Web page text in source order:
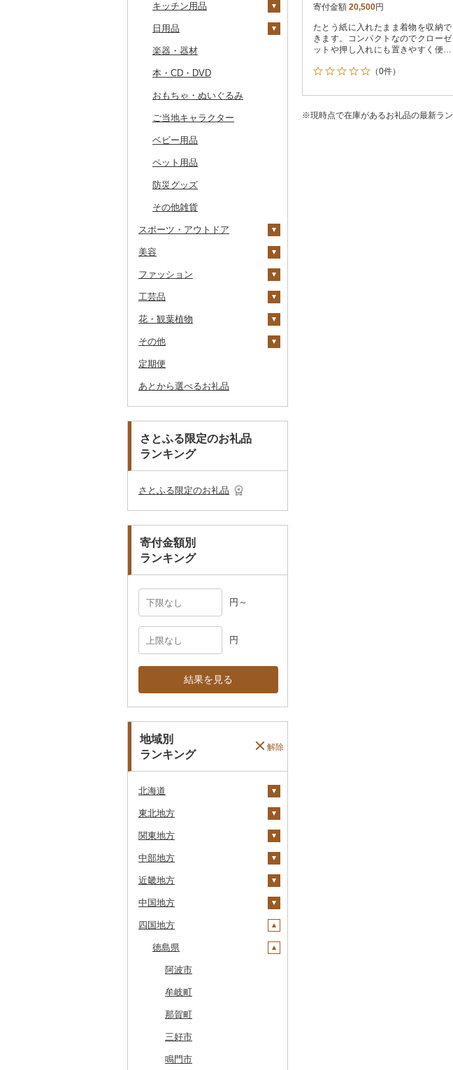
長崎和牛
あか牛
宮崎牛
その他牛肉（精肉）
のどぐろ
ふぐ
ブリ
ほっけ
その他鮮魚
栗
その他果物
大福
その他和菓子
その他漬物
魚
果物
ジャム
その他缶詰・瓶詰
燻製（スモーク）
おせち
その他加工品
ごま油
その他食用油
その他調味料
みりん
ケチャップ
こしょう
その他調味料
その他家電
券
ゴルフプレー券
GDOふるさとゴルフ
プレークーポン
その他のゴルフプレー
券
花火大会チケット
カタログギフト
その他体験・チケット
タオルケット
その他寝具
ノート・ファイル
印鑑
その他文房具
グラス・カップ
タンブラー
箸
スプーン・フォーク・
キッチン用品
包丁
フライパン
鍋
まな板
土鍋
その他キッチン用品
日用品
洗剤
トイレットペーパー
ティッシュ
その他日用品
楽器・器材
本・CD・DVD
おもちゃ・ぬいぐるみ
ご当地キャラクター
ベビー用品
ペット用品
防災グッズ
その他雑貨
スポーツ・アウトドア
ゴルフ
ゴルフボール
ゴルフウェア
その他ゴルフ
釣り
サイクリング
アウトドア・キャンプ
その他スポーツ
その他スポーツ
美容
スキンケア
洗顔
その他スキンケア
シャンプー・リンス
石鹸・ボディーソープ
入浴剤
アロマ
プロテイン
その他美容
ファッション
鞄・バッグ
トートバッグ・ショル
ツケース
その他鞄・バッグ
洋服
女性・レディース
子供・ベビー
その他洋服
和服
靴・履物
靴・シューズ
スリッパ・下駄・草履
その他靴・履物
アクセサリー
ペンダント・ネックレ
ス
ピアス・イヤリング
その他アクセサリー
その他服飾小物
ショール・ストール
マフラー・手袋
工芸品
織物
本場奄美大島紬
陶器・漆器
唐津焼
備前焼
美濃焼
村上木彫堆朱
その他装飾品・工芸品
数珠
工芸品
播州そろばん
美濃和紙
花・観葉植物
観葉植物・苗木
花
胡蝶蘭
造花・プリザーブドフ
ラワー
その他花
盆栽・その他
その他
地域サービス
その他
定期便
あとから選べるお礼品
さとふる限定のお礼品
ランキング
さとふる限定のお礼品
寄付金額別
ランキング
円～
円
結果を見る
地域別
ランキング
解除
北海道
安平町
八雲町
鹿部町
江差町
白老町
せたな町
旭川市
森町
稚内市
標津町
清里町
北斗市
東北地方
青森県
十和田市
大鰐町
南部町
五戸町
藤崎町
六ヶ所村
東北町
三戸町
東通村
黒石市
岩手県
宮古市
軽米町
岩手町
矢巾町
釜石市
野田村
普代村
一戸町
陸前高田市
宮城県
柴田町
色麻町
丸森町
大衡村
加美町
利府町
白石市
登米市
秋田県
大潟村
横手市
能代市
小坂町
仙北市
井川町
潟上市
山形県
村山市
尾花沢市
上山市
河北町
酒田市
新庄市
福島県
天栄村
広野町
鏡石町
須賀川市
小野町
関東地方
茨城県
土浦市
取手市
つくば市
稲敷市
潮来市
五霞町
北茨城市
境町
かすみがうら市
栃木県
那須塩原市
市貝町
塩谷町
上三川町
佐野市
真岡市
高根沢町
大田原市
群馬県
榛東村
下仁田町
玉村町
安中市
川場村
昭和村
甘楽町
埼玉県
春日部市
蕨市
戸田市
毛呂山町
久喜市
ふじみ野市
千葉県
勝浦市
袖ケ浦市
我孫子市
長柄町
芝山町
東京都
八王子市
日野市
昭島市
武蔵村山市
神奈川県
南足柄市
松田町
大井町
中部地方
新潟県
十日町市
弥彦村
阿賀町
出雲崎町
魚沼市
佐渡市
燕市
南魚沼市
富山県
射水市
氷見市
朝日町
高岡市
魚津市
砺波市
入善町
石川県
羽咋市
七尾市
白山市
穴水町
輪島市
中能登町
福井県
美浜町
小浜市
越前町
若狭町
鯖江市
山梨県
富士吉田市
甲斐市
山梨市
富士川町
長野県
高森町
御代田町
飯田市
岐阜県
養老町
八百津町
静岡県
下田市
愛知県
近畿地方
三重県
鈴鹿市
伊賀市
木曽岬町
多気町
松阪市
桑名市
志摩市
滋賀県
長浜市
高島市
草津市
近江八幡市
竜王町
甲賀市
京都府
宮津市
伊根町
与謝野町
福知山市
亀岡市
大阪府
茨木市
豊能町
枚方市
河内長野市
兵庫県
上郡町
神河町
小野市
奈良県
曽爾村
河合町
和歌山県
湯浅町
中国地方
鳥取県
鳥取県（県庁）
米子市
大山町
琴浦町
日野町
鳥取市
島根県
雲南市
海士町
津和野町
飯南町
安来市
岡山県
津山市
西粟倉村
久米南町
真庭市
広島県
安芸太田町
世羅町
大竹市
山口県
柳井市
平生町
四国地方
徳島県
阿波市
牟岐町
那賀町
三好市
鳴門市
寄付金額 20,500円
たとう紙に入れたまま着物を収納で
きます。コンパクトなのでクローゼ
ットや押し入れにも置きやすく便利
（0件）
※現時点で在庫があるお礼品の最新ラン